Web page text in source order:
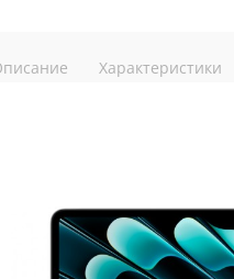
Характеристики